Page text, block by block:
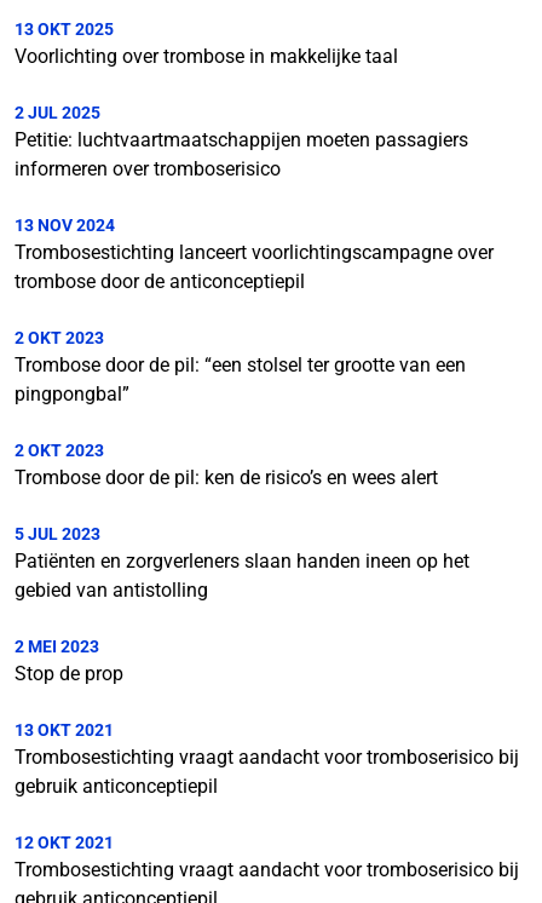
13 OKT 2025
Voorlichting over trombose in makkelijke taal
2 JUL 2025
Petitie: luchtvaartmaatschappijen moeten passagiers
informeren over tromboserisico
13 NOV 2024
Trombosestichting lanceert voorlichtingscampagne over
trombose door de anticonceptiepil
2 OKT 2023
Trombose door de pil: “een stolsel ter grootte van een
pingpongbal”
2 OKT 2023
Trombose door de pil: ken de risico’s en wees alert
5 JUL 2023
Patiënten en zorgverleners slaan handen ineen op het
gebied van antistolling
2 MEI 2023
Stop de prop
13 OKT 2021
Trombosestichting vraagt aandacht voor tromboserisico bij
gebruik anticonceptiepil
12 OKT 2021
Trombosestichting vraagt aandacht voor tromboserisico bij